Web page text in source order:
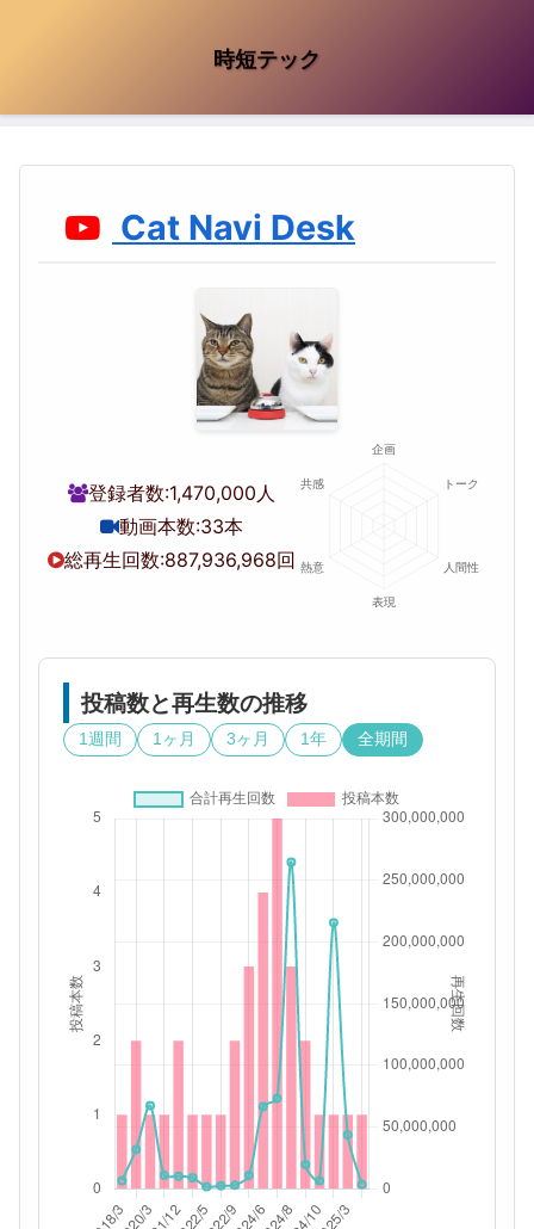
時短テック
Cat Navi Desk
登録者数:1,470,000人
動画本数:33本
総再生回数:887,936,968回
投稿数と再生数の推移
1週間 1ヶ月 3ヶ月 1年 全期間